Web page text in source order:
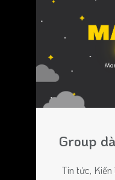
Group
Tin tức,